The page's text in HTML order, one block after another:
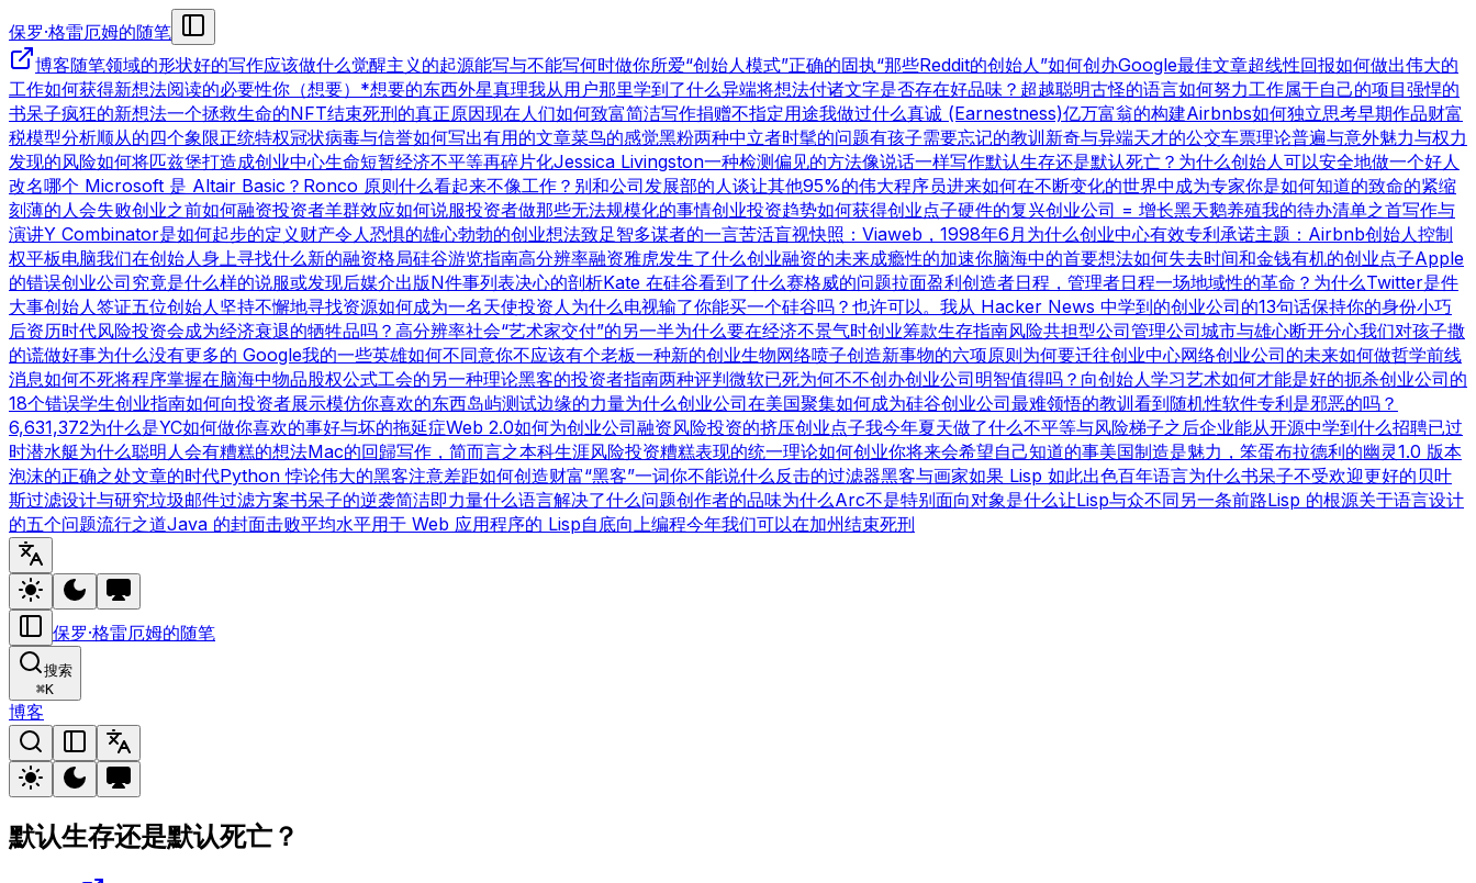
保罗·格雷厄姆的随笔
博客随笔领域的形状好的写作应该做什么觉醒主义的起源能写与不能写何时做你所爱“创始人模式”正确的固执“那些Reddit的创始人”如何创办Google最佳文章超线性回报如何做出伟大的
工作如何获得新想法阅读的必要性你（想要）*想要的东西外星真理我从用户那里学到了什么异端将想法付诸文字是否存在好品味？ 超越聪明古怪的语言如何努力工作属于自己的项目强悍的
书呆子疯狂的新想法一个拯救生命的NFT结束死刑的真正原因现在人们如何致富简洁写作捐赠不指定用途我做过什么真诚 (Earnestness)亿万富翁的构建Airbnbs如何独立思考早期作品财富
税模型分析顺从的四个象限正统特权冠状病毒与信誉如何写出有用的文章菜鸟的感觉黑粉两种中立者时髦的问题有孩子需要忘记的教训 新奇与异端天才的公交车票理论普遍与意外魅力与权力
发现的风险如何将匹兹堡打造成创业中心生命短暂经济不平等再碎片化Jessica Livingston一种检测偏见的方法像说话一样写作默认生存还是默认死亡？ 为什么创始人可以安全地做一个好人
改名哪个 Microsoft 是 Altair Basic？ Ronco 原则什么看起来不像工作？ 别和公司发展部的人谈让其他95%的伟大程序员进来如何在不断变化的世界中成为专家你是如何知道的致命的紧缩
刻薄的人会失败创业之前如何融资投资者羊群效应如何说服投资者做那些无法规模化的事情创业投资趋势如何获得创业点子硬件的复兴创业公司 = 增长黑天鹅养殖我的待办清单之首写作与
演讲Y Combinator是如何起步的定义财产令人恐惧的雄心勃勃的创业想法致足智多谋者的一言苦活盲视快照：Viaweb，1998年6月 为什么创业中心有效专利承诺主题：Airbnb创始人控制
权平板电脑我们在创始人身上寻找什么新的融资格局硅谷游览指南高分辨率融资雅虎发生了什么创业融资的未来成瘾性的加速你脑海中的首要想法如何失去时间和金钱有机的创业点子Apple
的错误创业公司究竟是什么样的说服或发现后媒介出版N件事列表决心的剖析Kate 在硅谷看到了什么赛格威的问题拉面盈利创造者日程，管理者日程一场地域性的革命？ 为什么Twitter是件
大事创始人签证五位创始人坚持不懈地寻找资源如何成为一名天使投资人为什么电视输了你能买一个硅谷吗？也许可以。 我从 Hacker News 中学到的创业公司的13句话保持你的身份小巧
后资历时代风险投资会成为经济衰退的牺牲品吗？ 高分辨率社会“艺术家交付”的另一半为什么要在经济不景气时创业筹款生存指南风险共担型公司管理公司城市与雄心断开分心我们对孩子撒
的谎做好事为什么没有更多的 Google我的一些英雄如何不同意你不应该有个老板一种新的创业生物网络喷子创造新事物的六项原则为何要迁往创业中心网络创业公司的未来如何做哲学前线
消息如何不死将程序掌握在脑海中物品股权公式工会的另一种理论黑客的投资者指南两种评判微软已死为何不不创办创业公司明智值得吗？ 向创始人学习艺术如何才能是好的扼杀创业公司的
18个错误学生创业指南如何向投资者展示模仿你喜欢的东西岛屿测试边缘的力量为什么创业公司在美国聚集如何成为硅谷创业公司最难领悟的教训 看到随机性软件专利是邪恶的吗？
6,631,372为什么是YC如何做你喜欢的事好与坏的拖延症Web 2.0如何为创业公司融资风险投资的挤压创业点子我今年夏天做了什么不平等与风险梯子之后企业能从开源中学到什么招聘已过
时潜水艇为什么聪明人会有糟糕的想法Mac的回歸写作，简而言之本科生涯风险投资糟糕表现的统一理论如何创业你将来会希望自己知道的事美国制造是魅力，笨蛋布拉德利的幽灵1.0 版本
泡沫的正确之处文章的时代Python 悖论伟大的黑客注意差距如何创造财富“黑客”一词你不能说什么反击的过滤器黑客与画家如果 Lisp 如此出色百年语言为什么书呆子不受欢迎更好的贝叶
斯过滤设计与研究垃圾邮件过滤方案书呆子的逆袭简洁即力量什么语言解决了什么问题创作者的品味为什么Arc不是特别面向对象是什么让Lisp与众不同另一条前路Lisp 的根源关于语言设计
的五个问题流行之道Java 的封面击败平均水平用于 Web 应用程序的 Lisp自底向上编程今年我们可以在加州结束死刑
保罗·格雷厄姆的随笔
搜索
⌘K
博客
默认生存还是默认死亡？